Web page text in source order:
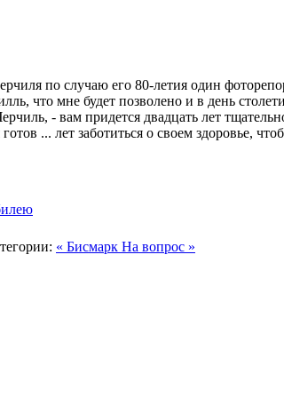
по случаю его 80-летия один
что мне будет позволено и в день
- вам придется двадцать лет
... лет заботиться о своем здоровье,
« Бисмарк На вопрос »